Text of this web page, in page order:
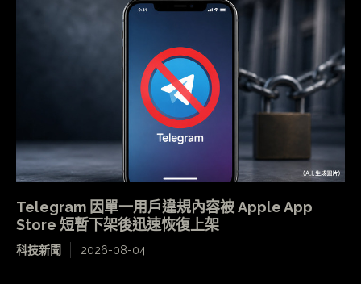
Telegram 因單一用戶違規內容被 Apple App
Store 短暫下架後迅速恢復上架
科技新聞 2026-08-04